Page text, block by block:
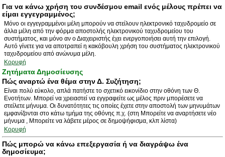
Για να κάνω χρήση του συνδέσμου email ενός μέλους πρέπει να
είμαι εγγεγραμμένος;
Μόνο οι εγγεγραμμένοι μέλη μπορούν να στείλουν ηλεκτρονικό ταχυδρομείο σε
άλλα μέλη από την φόρμα αποστολής ηλεκτρονικού ταχυδρομείου του
συστήματος, και μόνο αν ο Διαχειριστής έχει ενεργοποιήσει αυτή την επιλογή.
Αυτό γίνετε για να αποτραπεί η κακόβουλη χρήση του συστήματος ηλεκτρονικού
ταχυδρομείου από ανώνυμα μέλη.
Κορυφή
Ζητήματα Δημοσίευσης
Πώς αναρτώ ένα θέμα στην Δ. Συζήτηση;
Είναι πολύ εύκολο, απλά πατήστε το σχετικό εικονίδιο στην οθόνη των Θ.
Ενοτήτων. Μπορεί να χρειαστεί να εγγραφείτε ως μέλος πριν μπορέσετε να
στείλετε μήνυμα. Οι δυνατότητες τις οποίες έχετε στην αποστολή των μηνυμάτων
εμφανίζονται στο κάτω τμήμα της οθόνης π.χ. (στη Μπορείτε να αναρτήσετε νέο
μήνυμα , Μπορείτε να λάβετε μέρος σε δημοψήφισμα, κλπ λίστα)
Κορυφή
Πώς μπορώ να κάνω επεξεργασία ή να διαγράψω ένα
δημοσίευμα;